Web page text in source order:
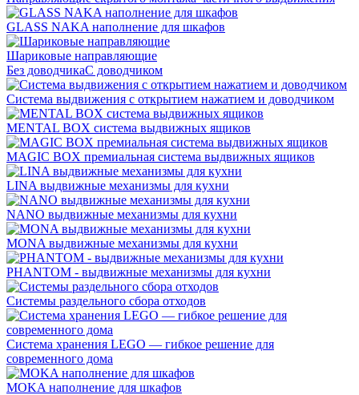
GLASS NAKA наполнение для шкафов
Шариковые направляющие
Без доводчикаС доводчиком
Система выдвижения с открытием нажатием и доводчиком
MENTAL BOX система выдвижных ящиков
MAGIC BOX премиальная система выдвижных ящиков
LINA выдвижные механизмы для кухни
NANO выдвижные механизмы для кухни
MONA выдвижные механизмы для кухни
PHANTOM - выдвижные механизмы для кухни
Системы раздельного сбора отходов
Система хранения LEGO — гибкое решение для
современного дома
MOKA наполнение для шкафов